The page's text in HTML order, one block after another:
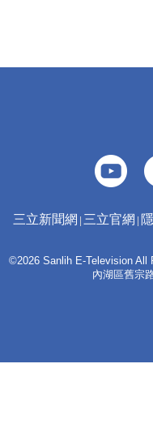
三立新聞網 三立官網
©2026 Sanlih E-Television All
內湖區舊宗